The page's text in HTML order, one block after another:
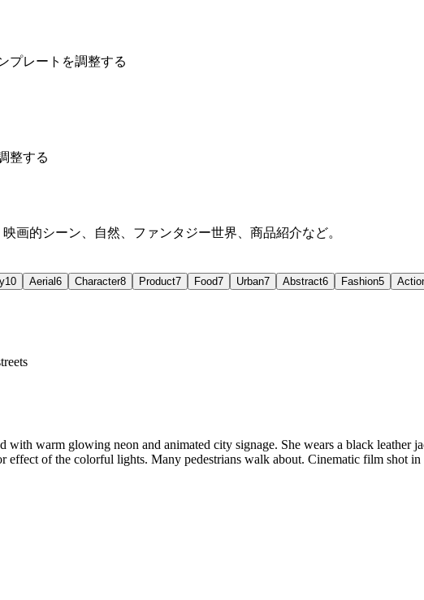
プレートを調整する
整する
画的シーン、自然、ファンタジー世界、商品紹介など。
10 Aerial 6 Character8 Product7 Food7 Urban7 Abstract6 Fashion5
warm glowing neon and animated city signage. She wears a black leather
effect of the colorful lights. Many pedestrians walk about. Cinematic film shot